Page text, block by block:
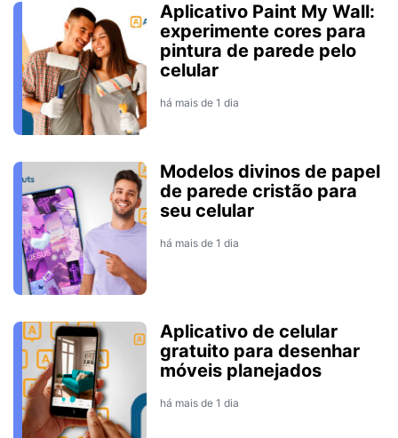
Aplicativo Paint My Wall:
experimente cores para
pintura de parede pelo
celular
há mais de 1 dia
Modelos divinos de papel
de parede cristão para
seu celular
há mais de 1 dia
Aplicativo de celular
gratuito para desenhar
móveis planejados
há mais de 1 dia